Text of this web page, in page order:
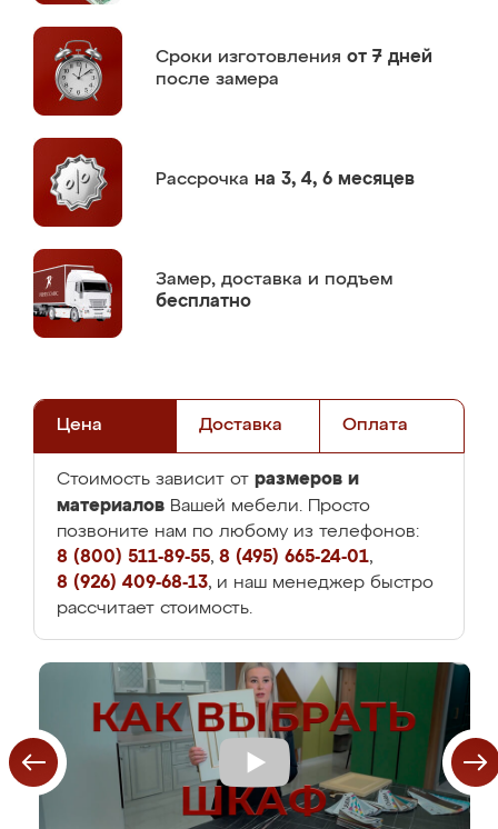
Сроки изготовления от 7 дней
после замера
Рассрочка на 3, 4, 6 месяцев
Замер, доставка и подъем
бесплатно
Цена Доставка Оплата
Стоимость зависит от размеров и
материалов Вашей мебели. Просто
позвоните нам по любому из телефонов:
8 (800) 511-89-55, 8 (495) 665-24-01,
8 (926) 409-68-13, и наш менеджер быстро
рассчитает стоимость.